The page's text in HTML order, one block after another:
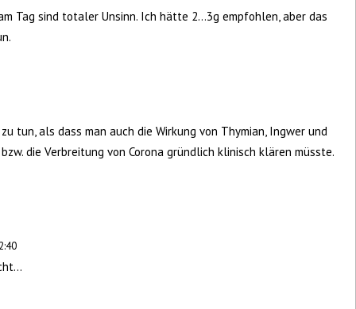
Tag sind totaler Unsinn. Ich hätte 2...3g empfohlen, aber das
tun, als dass man auch die Wirkung von Thymian, Ingwer und
die Verbreitung von Corona gründlich klinisch klären müsste.